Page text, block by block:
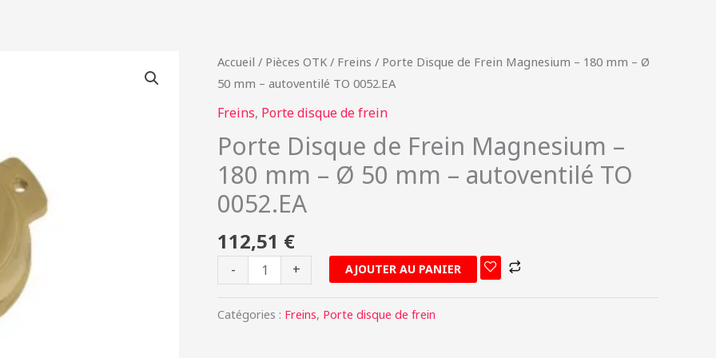
Accueil / Pièces OTK / Freins / Porte Disque de Frein Magnesium – 180 mm – Ø
50 mm – autoventilé TO 0052.EA
Freins, Porte disque de frein
Porte Disque de Frein Magnesium –
180 mm – Ø 50 mm – autoventilé TO
0052.EA
112,51 €
-
quantité
de
Porte
de
Frein
-
180
mm
Ø
50
+ AJOUTER AU PANIER
Catégories : Freins, Porte disque de frein